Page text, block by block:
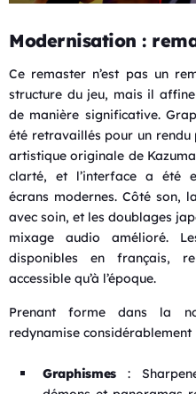
Modernisation :
Ce remaster n’est pas un
structure du jeu, mais il
de manière significative.
été retravaillés pour un
artistique originale de
clarté, et l’interface a été
écrans modernes. Côté son,
avec soin, et les doublages
mixage audio amélioré.
disponibles en français,
accessible qu’à l’époque.
Prenant forme dans la
redynamise considérablement
Graphismes :